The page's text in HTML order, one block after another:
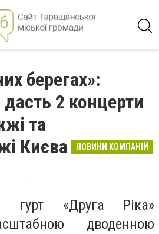
берегах»:
дасть 2 концерти
та
Києва
НОВИНИ КОМПАНІЙ
гурт «Друга Ріка»
дводенною